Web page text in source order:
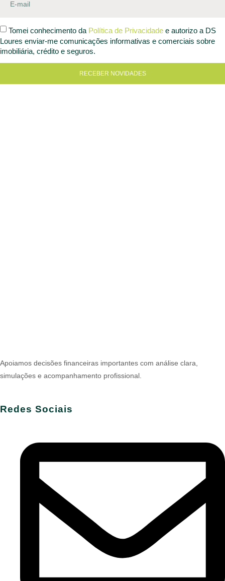
Tomei conhecimento da Política de Privacidade e autorizo a DS
Loures enviar-me comunicações informativas e comerciais sobre
imobiliária, crédito e seguros.
RECEBER NOVIDADES
Apoiamos decisões financeiras importantes com análise clara,
simulações e acompanhamento profissional.
Redes Sociais